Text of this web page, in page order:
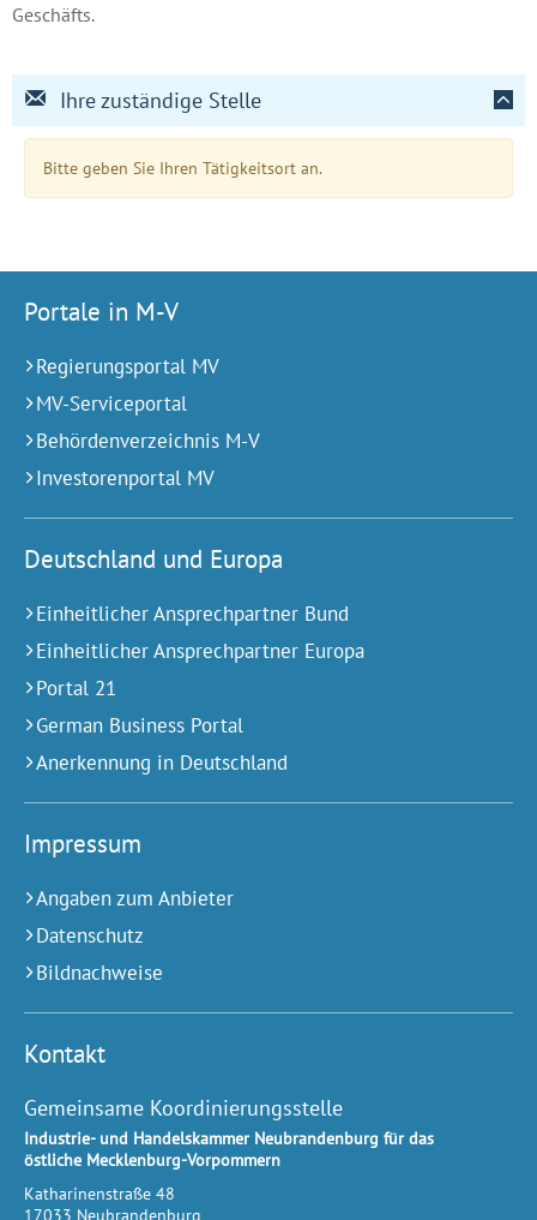
Geschäfts.
Ihre zuständige Stelle
Bitte geben Sie Ihren Tätigkeitsort an.
Portale in M-V
Regierungsportal MV
MV-Serviceportal
Behördenverzeichnis M-V
Investorenportal MV
Deutschland und Europa
Einheitlicher Ansprechpartner Bund
Einheitlicher Ansprechpartner Europa
Portal 21
German Business Portal
Anerkennung in Deutschland
Impressum
Angaben zum Anbieter
Datenschutz
Bildnachweise
Kontakt
Gemeinsame Koordinierungsstelle
Industrie- und Handelskammer Neubrandenburg für das
östliche Mecklenburg-Vorpommern
Katharinenstraße 48
17033 Neubrandenburg